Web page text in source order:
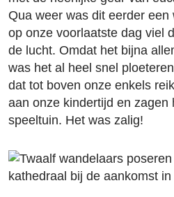
Qua weer was dit eerder
op onze voorlaatste dag viel
de lucht. Omdat het bijna
was het al heel snel
dat tot boven onze enkels
aan onze kindertijd en zagen
speeltuin. Het was zalig!